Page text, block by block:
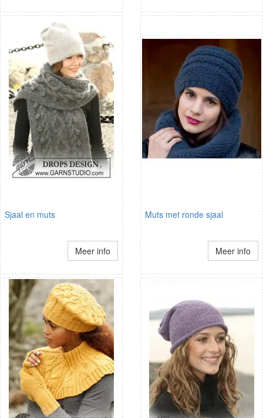
Sjaal en muts
Meer info
Muts met ronde sjaal
Meer info